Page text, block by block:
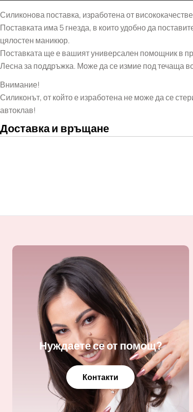
Силиконова поставка, изработена от
Поставката има 5 гнезда, в които удобно да
цялостен маникюр.
Поставката ще е вашият универсален помощник в
Лесна за поддръжка. Може да се измие под течаща
Внимание!
Силиконът, от който е изработена не може да се
автоклав!
Доставка и връщане
Нуждаете се от помощ?
Контакти